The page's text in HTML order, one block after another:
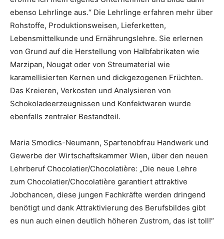
ebenso Lehrlinge aus.“ Die Lehrlinge erfahren mehr über
Rohstoffe, Produktionsweisen, Lieferketten,
Lebensmittelkunde und Ernährungslehre. Sie erlernen
von Grund auf die Herstellung von Halbfabrikaten wie
Marzipan, Nougat oder von Streumaterial wie
karamellisierten Kernen und dickgezogenen Früchten.
Das Kreieren, Verkosten und Analysieren von
Schokoladeerzeugnissen und Konfektwaren wurde
ebenfalls zentraler Bestandteil.
Maria Smodics-Neumann, Spartenobfrau Handwerk und
Gewerbe der Wirtschaftskammer Wien, über den neuen
Lehrberuf Chocolatier/Chocolatière: „Die neue Lehre
zum Chocolatier/Chocolatière garantiert attraktive
Jobchancen, diese jungen Fachkräfte werden dringend
benötigt und dank Attraktivierung des Berufsbildes gibt
es nun auch einen deutlich höheren Zustrom, das ist toll!“